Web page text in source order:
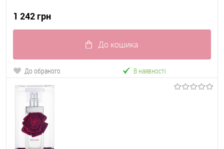
1 242 грн
До кошика
До обраного В наявності